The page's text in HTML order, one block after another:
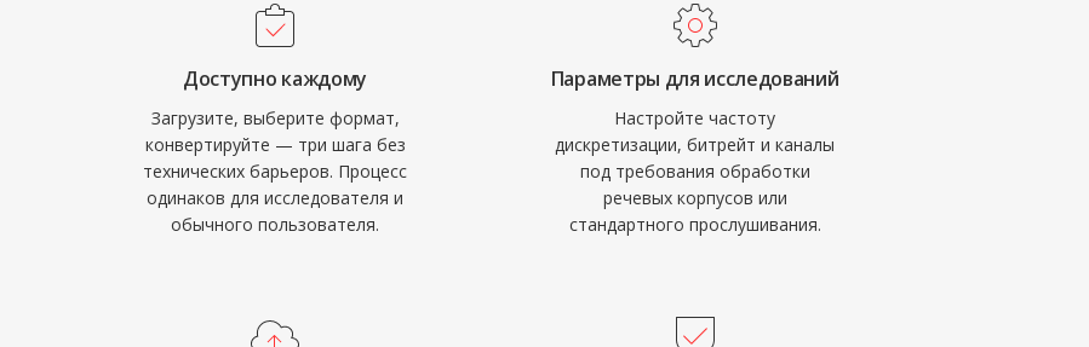
Доступно каждому
Загрузите, выберите формат,
конвертируйте — три шага без
технических барьеров. Процесс
одинаков для исследователя и
обычного пользователя.
Параметры для исследований
Настройте частоту
дискретизации, битрейт и каналы
под требования обработки
речевых корпусов или
стандартного прослушивания.